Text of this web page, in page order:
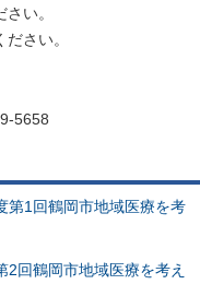
い。
さい。
5658
第1回鶴岡市地域医療を考
回鶴岡市地域医療を考え